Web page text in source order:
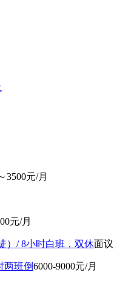
3500元/月
元/月
）/ 8小时白班，双休面议
两班倒6000-9000元/月